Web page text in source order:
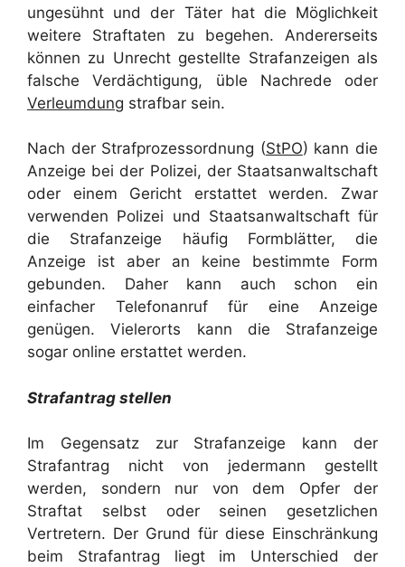
ungesühnt und der Täter hat die Möglichkeit
weitere Straftaten zu begehen. Andererseits
können zu Unrecht gestellte Strafanzeigen als
falsche Verdächtigung, üble Nachrede oder
Verleumdung strafbar sein.
Nach der Strafprozessordnung (StPO) kann die
Anzeige bei der Polizei, der Staatsanwaltschaft
oder einem Gericht erstattet werden. Zwar
verwenden Polizei und Staatsanwaltschaft für
die Strafanzeige häufig Formblätter, die
Anzeige ist aber an keine bestimmte Form
gebunden. Daher kann auch schon ein
einfacher Telefonanruf für eine Anzeige
genügen. Vielerorts kann die Strafanzeige
sogar online erstattet werden.
Strafantrag stellen
Im Gegensatz zur Strafanzeige kann der
Strafantrag nicht von jedermann gestellt
werden, sondern nur von dem Opfer der
Straftat selbst oder seinen gesetzlichen
Vertretern. Der Grund für diese Einschränkung
beim Strafantrag liegt im Unterschied der